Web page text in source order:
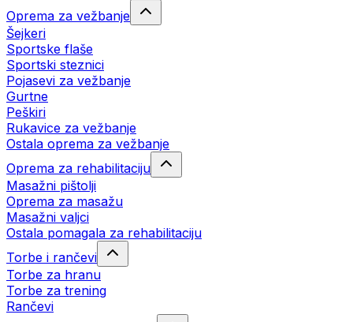
Oprema za vežbanje
Šejkeri
Sportske flaše
Sportski steznici
Pojasevi za vežbanje
Gurtne
Peškiri
Rukavice za vežbanje
Ostala oprema za vežbanje
Oprema za rehabilitaciju
Masažni pištolji
Oprema za masažu
Masažni valjci
Ostala pomagala za rehabilitaciju
Torbe i rančevi
Torbe za hranu
Torbe za trening
Rančevi